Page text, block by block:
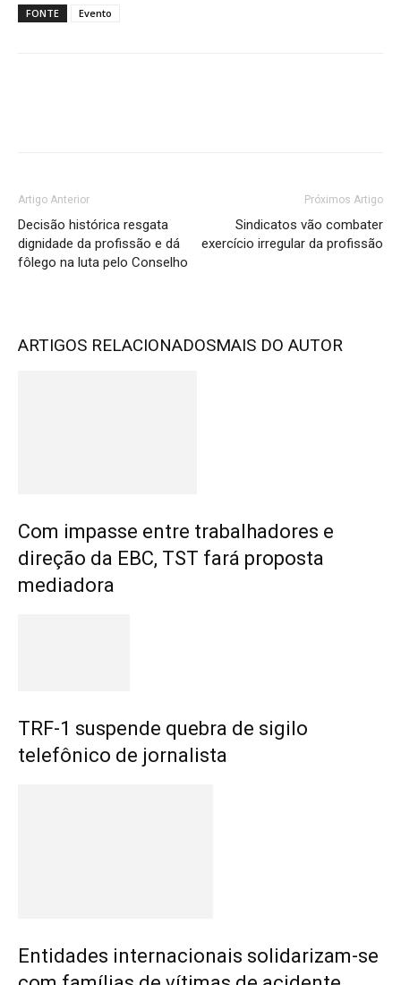
FONTE Evento
Artigo Anterior
Decisão histórica resgata
dignidade da profissão e dá
fôlego na luta pelo Conselho
Próximos Artigo
Sindicatos vão combater
exercício irregular da profissão
ARTIGOS RELACIONADOSMAIS DO AUTOR
Com impasse entre trabalhadores e
direção da EBC, TST fará proposta
mediadora
TRF-1 suspende quebra de sigilo
telefônico de jornalista
Entidades internacionais solidarizam-se